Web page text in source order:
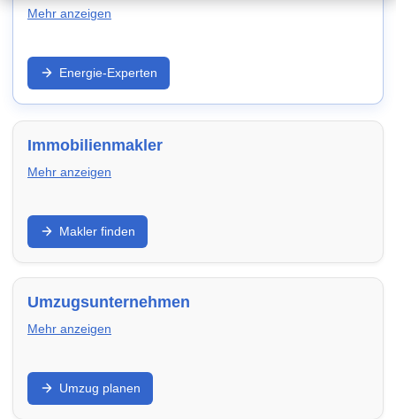
Mehr anzeigen
Strom/Gas, Wärmepumpe, PV und Effizienz: Entdecke
Anbieter und Experten in Cuxhaven – für niedrigere
laufende Kosten und zukunftssichere Modernisierung.
Energie-Experten
Immobilienmakler
Mehr anzeigen
Verkauf, Vermietung, Bewertung und Vermarktung:
Finde Makler in Cuxhaven, die Objektaufnahme,
Exposé, Besichtigungen und Verhandlung
Makler finden
Umzugsunternehmen
Mehr anzeigen
Privatumzug, Transport, Verpackung und Montage:
Vergleiche Umzugsfirmen in Cuxhaven – transparent,
terminsicher und passend zu deinem Umfang.
Umzug planen